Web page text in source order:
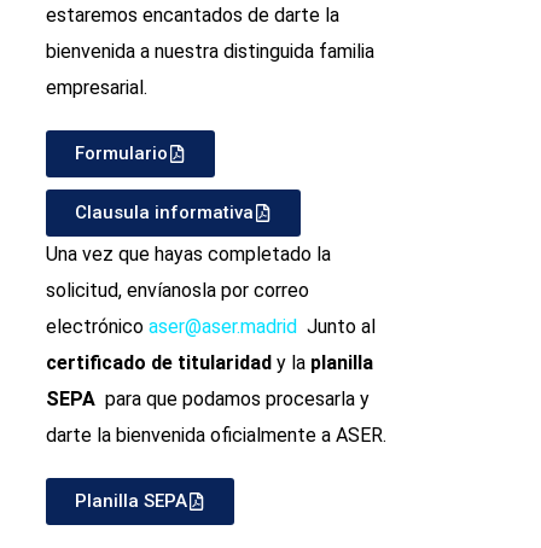
estaremos encantados de darte la
bienvenida a nuestra distinguida familia
empresarial.
Formulario
Clausula informativa
Una vez que hayas completado la
solicitud, envíanosla por correo
electrónico aser@aser.madridJunto al
certificado de titularidady laplanilla
SEPA para que podamos procesarla y
darte la bienvenida oficialmente a ASER.
Planilla SEPA